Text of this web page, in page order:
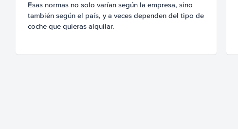
Esas normas no solo varían según la empresa, sino
también según el país, y a veces dependen del tipo de
coche que quieras alquilar.